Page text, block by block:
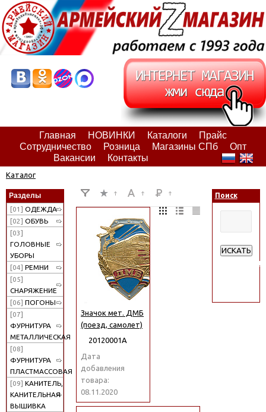
Главная НОВИНКИ Каталоги
Прайс
Сотрудничество
Розница Магазины СПб
Опт
Вакансии
Контакты
Каталог
Разделы
[01] ОДЕЖДА
[02] ОБУВЬ
[03]
ГОЛОВНЫЕ
УБОРЫ
[04] РЕМНИ
[05]
СНАРЯЖЕНИЕ
[06] ПОГОНЫ
[07]
ФУРНИТУРА
МЕТАЛЛИЧЕСКАЯ
[08]
ФУРНИТУРА
ПЛАСТМАССОВАЯ
[09] КАНИТЕЛЬ,
КАНИТЕЛЬНАЯ
ВЫШИВКА
Значок мет. ДМБ
(поезд, самолет)
20120001А
Дата
добавления
товара:
08.11.2020
Поиск
ИСКАТЬ